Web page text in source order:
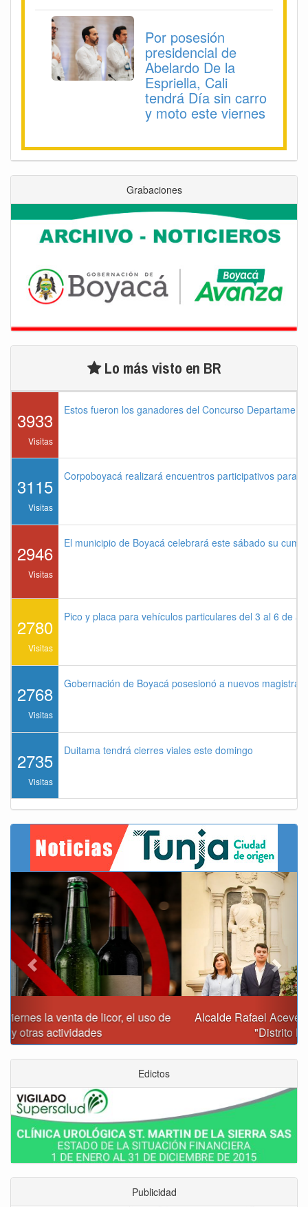
Por posesión
presidencial de
Abelardo De la
Espriella, Cali
tendrá Día sin carro
y moto este viernes
Grabaciones
Lo más visto en BR
3933
Visitas
Estos fueron los ganadores del Concurso
3115
Visitas
Corpoboyacá realizará encuentros participativos para
2946
Visitas
El municipio de Boyacá celebrará este sábado su
2780
Visitas
Pico y placa para vehículos particulares del 3 al 6 de
2768
Visitas
Gobernación de Boyacá posesionó a nuevos
2735
Visitas
Duitama tendrá cierres viales este domingo
Alcalde Rafael Acevedo propone convertir a Tunja en
"Distrito Histórico y Turístico"
Previous Next
Edictos
Publicidad